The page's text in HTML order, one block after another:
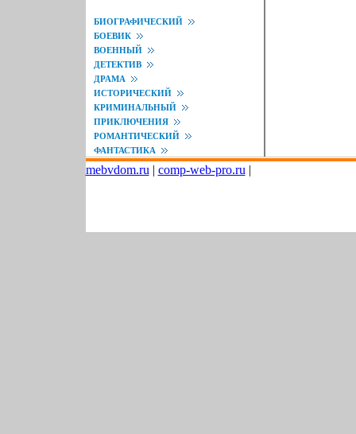
БИОГРАФИЧЕСКИЙ
БОЕВИК
ВОЕННЫЙ
ДЕТЕКТИВ
ДРАМА
ИСТОРИЧЕСКИЙ
КРИМИНАЛЬНЫЙ
ПРИКЛЮЧЕНИЯ
РОМАНТИЧЕСКИЙ
ФАНТАСТИКА
mebvdom.ru | comp-web-pro.ru |